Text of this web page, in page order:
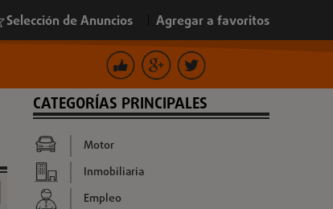
Selección de Anuncios Agregar a favoritos
CATEGORÍAS PRINCIPALES
Motor
Inmobiliaria
Empleo